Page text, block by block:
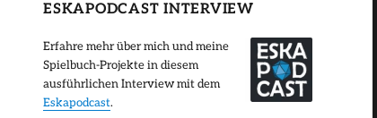
ESKAPODCAST INTERVIEW
Erfahre mehr über mich und meine
Spielbuch-Projekte in diesem
ausführlichen Interview mit dem
Eskapodcast.